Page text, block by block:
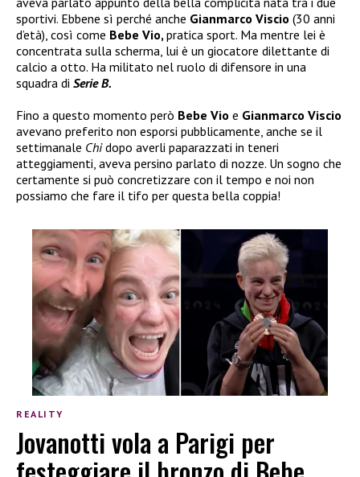
sportivi. Ebbene sì perché anche Gianmarco Viscio (30 anni
d’età), così come Bebe Vio, pratica sport. Ma mentre lei è
concentrata sulla scherma, lui è un giocatore dilettante di
calcio a otto. Ha militato nel ruolo di difensore in una
squadra di Serie B.
Fino a questo momento però Bebe Vio e Gianmarco Viscio
avevano preferito non esporsi pubblicamente, anche se il
settimanale Chidopo averli paparazzati in teneri
atteggiamenti, aveva persino parlato di nozze. Un sogno che
certamente si può concretizzare con il tempo e noi non
possiamo che fare il tifo per questa bella coppia!
REALITY
Jovanotti vola a Parigi per